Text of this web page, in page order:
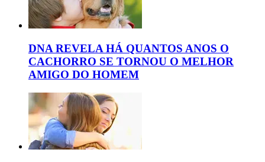
DNA REVELA HÁ QUANTOS ANOS O
CACHORRO SE TORNOU O MELHOR
AMIGO DO HOMEM